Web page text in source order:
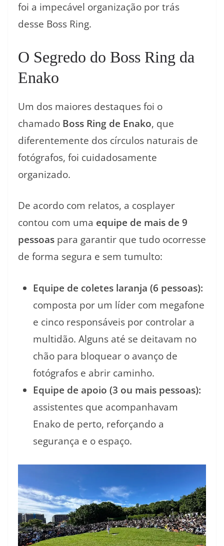
foi a impecável organização por trás
desse Boss Ring.
O Segredo do Boss Ring da
Enako
Um dos maiores destaques foi o
chamado Boss Ring de Enako, que
diferentemente dos círculos naturais de
fotógrafos, foi cuidadosamente
organizado.
De acordo com relatos, a cosplayer
contou com uma equipe de mais de 9
pessoas para garantir que tudo ocorresse
de forma segura e sem tumulto:
Equipe de coletes laranja (6 pessoas):
composta por um líder com megafone
e cinco responsáveis por controlar a
multidão. Alguns até se deitavam no
chão para bloquear o avanço de
fotógrafos e abrir caminho.
Equipe de apoio (3 ou mais pessoas):
assistentes que acompanhavam
Enako de perto, reforçando a
segurança e o espaço.